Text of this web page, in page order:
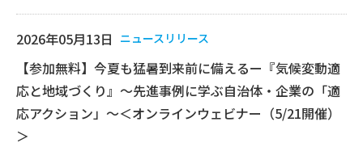
2026年05月13日 ニュースリリース
【参加無料】今夏も猛暑到来前に備えるー『気候変動適
応と地域づくり』〜先進事例に学ぶ自治体・企業の「適
応アクション」〜＜オンラインウェビナー（5/21開催）
＞